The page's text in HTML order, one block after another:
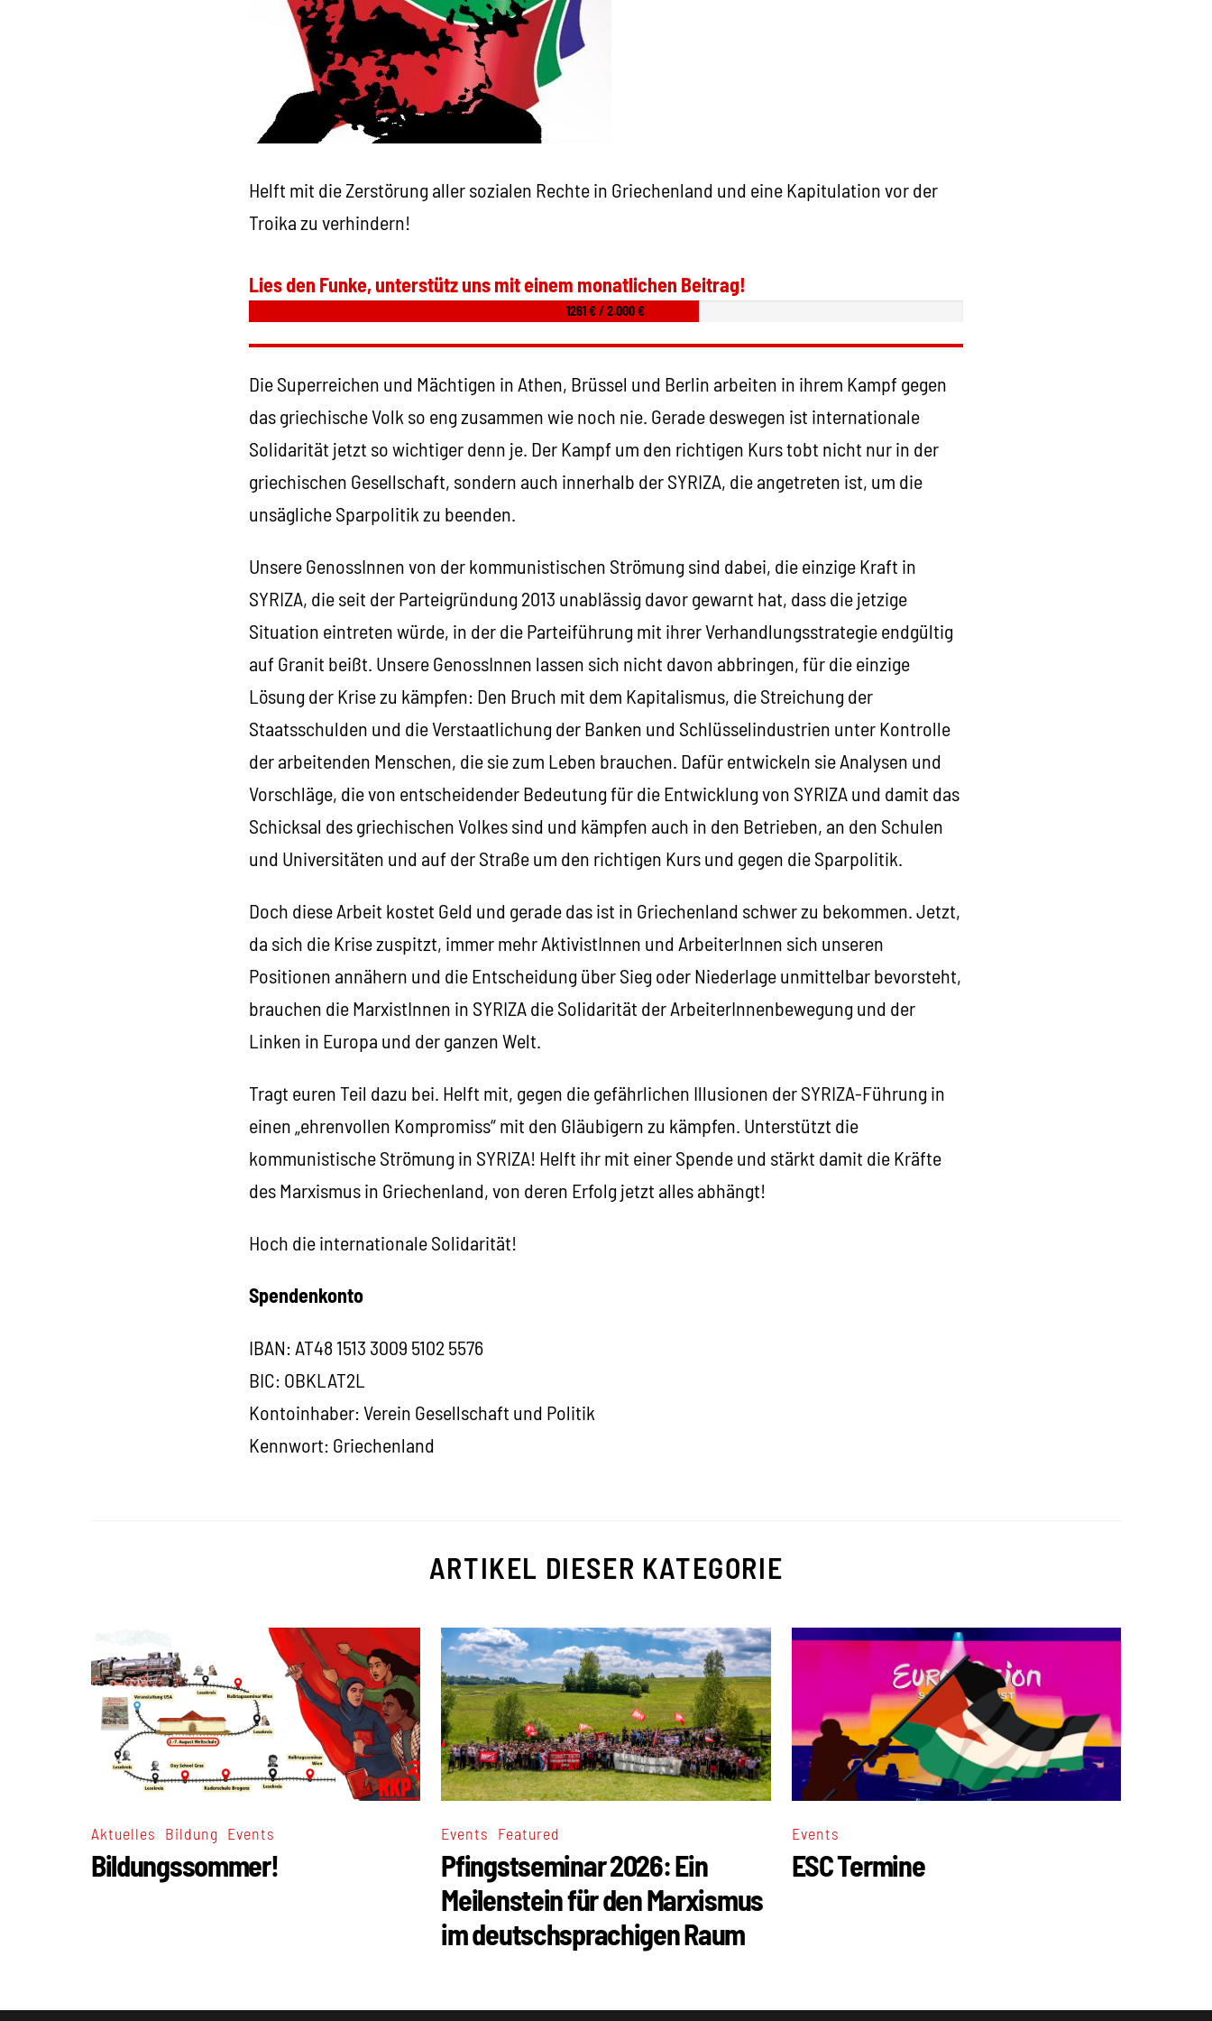
Helft mit die Zerstörung aller sozialen Rechte in Griechenland und eine Kapitulation vor der
Troika zu verhindern!
Lies den Funke, unterstütz uns mit einem monatlichen Beitrag!
1261 € / 2.000 €
Die Superreichen und Mächtigen in Athen, Brüssel und Berlin arbeiten in ihrem Kampf gegen
das griechische Volk so eng zusammen wie noch nie. Gerade deswegen ist internationale
Solidarität jetzt so wichtiger denn je. Der Kampf um den richtigen Kurs tobt nicht nur in der
griechischen Gesellschaft, sondern auch innerhalb der SYRIZA, die angetreten ist, um die
unsägliche Sparpolitik zu beenden.
Unsere GenossInnen von der kommunistischen Strömung sind dabei, die einzige Kraft in
SYRIZA, die seit der Parteigründung 2013 unablässig davor gewarnt hat, dass die jetzige
Situation eintreten würde, in der die Parteiführung mit ihrer Verhandlungsstrategie endgültig
auf Granit beißt. Unsere GenossInnen lassen sich nicht davon abbringen, für die einzige
Lösung der Krise zu kämpfen: Den Bruch mit dem Kapitalismus, die Streichung der
Staatsschulden und die Verstaatlichung der Banken und Schlüsselindustrien unter Kontrolle
der arbeitenden Menschen, die sie zum Leben brauchen. Dafür entwickeln sie Analysen und
Vorschläge, die von entscheidender Bedeutung für die Entwicklung von SYRIZA und damit das
Schicksal des griechischen Volkes sind und kämpfen auch in den Betrieben, an den Schulen
und Universitäten und auf der Straße um den richtigen Kurs und gegen die Sparpolitik.
Doch diese Arbeit kostet Geld und gerade das ist in Griechenland schwer zu bekommen. Jetzt,
da sich die Krise zuspitzt, immer mehr AktivistInnen und ArbeiterInnen sich unseren
Positionen annähern und die Entscheidung über Sieg oder Niederlage unmittelbar bevorsteht,
brauchen die MarxistInnen in SYRIZA die Solidarität der ArbeiterInnenbewegung und der
Linken in Europa und der ganzen Welt.
Tragt euren Teil dazu bei. Helft mit, gegen die gefährlichen Illusionen der SYRIZA-Führung in
einen „ehrenvollen Kompromiss“ mit den Gläubigern zu kämpfen. Unterstützt die
kommunistische Strömung in SYRIZA! Helft ihr mit einer Spende und stärkt damit die Kräfte
des Marxismus in Griechenland, von deren Erfolg jetzt alles abhängt!
Hoch die internationale Solidarität!
Spendenkonto
IBAN: AT48 1513 3009 5102 5576
BIC: OBKLAT2L
Kontoinhaber: Verein Gesellschaft und Politik
Kennwort: Griechenland
ARTIKEL DIESER KATEGORIE
Aktuelles Bildung Events
Bildungssommer!
Events Featured
Pfingstseminar 2026: Ein
Meilenstein für den Marxismus
im deutschsprachigen Raum
Events
ESC Termine